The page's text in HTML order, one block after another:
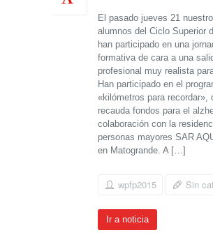
El pasado jueves 21
alumnos del Ciclo Superior
han participado en una
formativa de cara a una
profesional muy realista
Han participado en el
«kilómetros para recordar»,
recauda fondos para el
colaboración con la
personas mayores SAR
en Matogrande. A […]
wpfp2015 Sin
Ir a noticia